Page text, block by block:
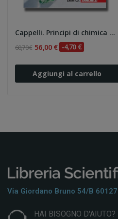
Cappelli. Principi di chimica degli alimenti....
60,70 € 56,00 € -4,70 €
Aggiungi al carrello
Via Giordano Bruno 54/b
HAI BISOGNO D'AIUTO?